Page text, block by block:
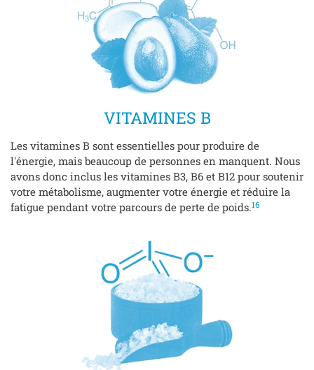
VITAMINES B
Les vitamines B sont essentielles pour produire de
l'énergie, mais beaucoup de personnes en manquent. Nous
avons donc inclus les vitamines B3, B6 et B12 pour soutenir
votre métabolisme, augmenter votre énergie et réduire la
fatigue pendant votre parcours de perte de poids.16